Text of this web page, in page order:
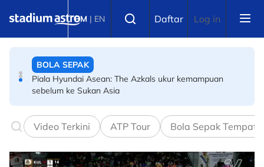
BM | EN Daftar Log in
Badminton Dunia BWF: Beregu lelaki tak akan bergelut
BOLA SEPAK
Piala Hyundai Asean: The Azkals ukur kemampuan
sebelum ke Sukan Asia
Video Terkini ATP Tour Bola Sepak